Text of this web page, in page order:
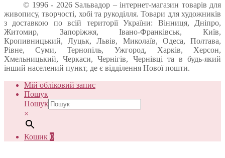
© 1996 - 2026 Sальвадор – інтернет-магазин товарів для
живопису, творчості, хобі та рукоділля. Товари для художників
з доставкою по всій території України: Вінниця, Дніпро,
Житомир, Запоріжжя, Івано-Франківськ, Київ,
Кропивницький, Луцьк, Львів, Миколаїв, Одеса, Полтава,
Рівне, Суми, Тернопіль, Ужгород, Харків, Херсон,
Хмельницький, Черкаси, Чернігів, Чернівці та в будь-який
інший населений пункт, де є відділення Нової пошти.
Мій обліковий запис
Пошук
Пошук
×
Кошик 0